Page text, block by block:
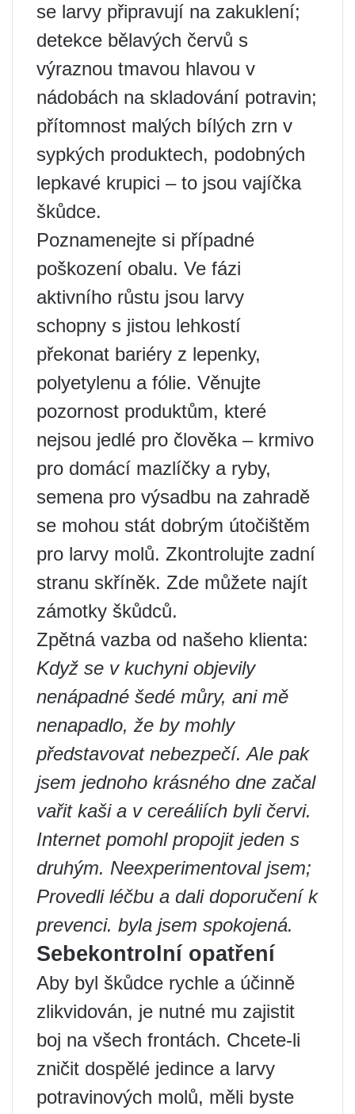
se larvy připravují na zakuklení;
detekce bělavých červů s
výraznou tmavou hlavou v
nádobách na skladování potravin;
přítomnost malých bílých zrn v
sypkých produktech, podobných
lepkavé krupici – to jsou vajíčka
škůdce.
Poznamenejte si případné
poškození obalu. Ve fázi
aktivního růstu jsou larvy
schopny s jistou lehkostí
překonat bariéry z lepenky,
polyetylenu a fólie. Věnujte
pozornost produktům, které
nejsou jedlé pro člověka – krmivo
pro domácí mazlíčky a ryby,
semena pro výsadbu na zahradě
se mohou stát dobrým útočištěm
pro larvy molů. Zkontrolujte zadní
stranu skříněk. Zde můžete najít
zámotky škůdců.
Zpětná vazba od našeho klienta:
Když se v kuchyni objevily
nenápadné šedé můry, ani mě
nenapadlo, že by mohly
představovat nebezpečí. Ale pak
jsem jednoho krásného dne začal
vařit kaši a v cereáliích byli červi.
Internet pomohl propojit jeden s
druhým. Neexperimentoval jsem;
Provedli léčbu a dali doporučení k
prevenci. byla jsem spokojená.
Sebekontrolní opatření
Aby byl škůdce rychle a účinně
zlikvidován, je nutné mu zajistit
boj na všech frontách. Chcete-li
zničit dospělé jedince a larvy
potravinových molů, měli byste